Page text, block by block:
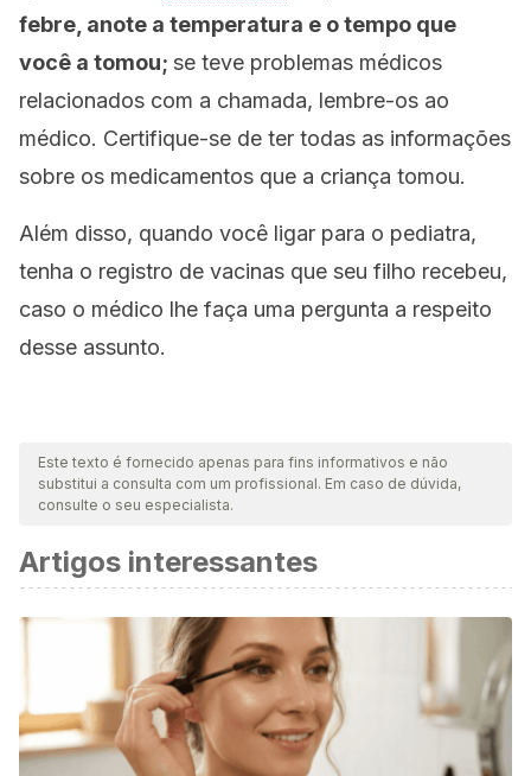
febre, anote a temperatura e o tempo que
você a tomou; se teve problemas médicos
relacionados com a chamada, lembre-os ao
médico. Certifique-se de ter todas as informações
sobre os medicamentos que a criança tomou.
Além disso, quando você ligar para o pediatra,
tenha o registro de vacinas que seu filho recebeu,
caso o médico lhe faça uma pergunta a respeito
desse assunto.
Este texto é fornecido apenas para fins informativos e não
substitui a consulta com um profissional. Em caso de dúvida,
consulte o seu especialista.
Artigos interessantes